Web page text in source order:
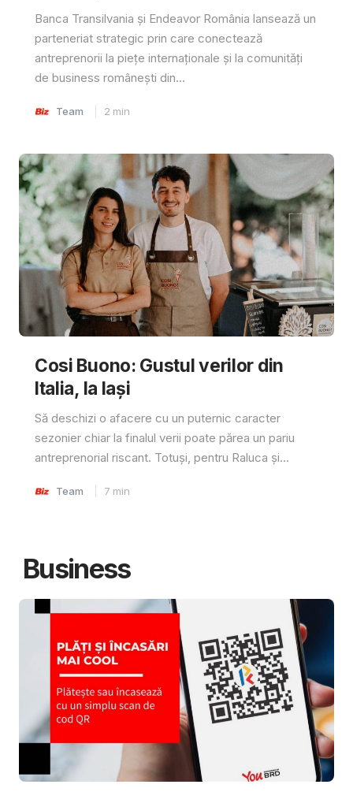
Banca Transilvania și Endeavor România lansează un
parteneriat strategic prin care conectează
antreprenorii la piețe internaționale și la comunități
de business românești din...
Team 2 min
Cosi Buono: Gustul verilor din
Italia, la Iași
Să deschizi o afacere cu un puternic caracter
sezonier chiar la finalul verii poate părea un pariu
antreprenorial riscant. Totuși, pentru Raluca și...
Team 7 min
Business